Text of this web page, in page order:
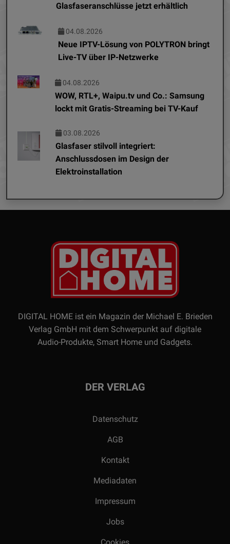
Glasfaseranschlüsse jetzt erhältlich
04.08.2026
Neue IPTV-Lösung von POLYTRON bringt
Live-TV über IP-Netzwerke
04.08.2026
WOW, RTL+, Waipu.tv und Co.: Samsung
lockt mit Gratis-Streaming bei TV-Kauf
03.08.2026
Glasfaser stilvoll integriert:
Anschlussdosen im Design der
Elektroinstallation
DIGITAL HOME ist ein Magazin der Michael E. Brieden
Verlag GmbH mit dem Schwerpunkt auf digitale
Audio-Produkte, Smart Home und Gadgets.
DER VERLAG
Datenschutz
AGB
Kontakt
Mediadaten
Impressum
Jobs